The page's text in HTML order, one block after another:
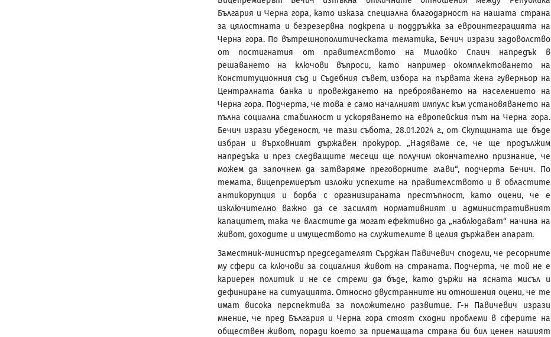
България и Черна гора, като изказа специална благодарност на нашата страна
за цялостната и безрезервна подкрепа и поддръжка за евроинтеграцията на
Черна гора. По вътрешнополитическата тематика, Бечич изрази задоволство
от постигнатия от правителството на Милойко Спаич напредък в
решаването на ключови въпроси, като например окомплектоването на
Конституционния съд и Съдебния съвет, избора на първата жена гуверньор на
Централната банка и провеждането на преброяването на населението на
Черна гора. Подчерта, че това е само началният импулс към установяването на
пълна социална стабилност и ускоряването на европейския път на Черна гора.
Бечич изрази убеденост, че тази събота, 28.01.2024 г., от Скупщината ще бъде
избран и върховният държавен прокурор. „Надяваме се, че ще продължим
напредъка и през следващите месеци ще получим окончателно признание, че
можем да започнем да затваряме преговорните глави“, подчерта Бечич. По
темата, вицепремиерът изложи успехите на правителството и в областите
антикорупция и борба с организираната престъпност, като оцени, че е
изключително важно да се засилят нормативният и административният
капацитет, така че властите да могат ефективно да „наблюдават“ начина на
живот, доходите и имуществото на служителите в целия държавен апарат.
Заместник-министър председателят Сърджан Павичевич сподели, че ресорните
му сфери са ключови за социалния живот на страната. Подчерта, че той не е
кариерен политик и не се стреми да бъде, като държи на ясната мисъл и
дефиниране на ситуацията. Относно двустранните ни отношения оцени, че те
имат висока перспектива за положително развитие. Г-н Павичевич изрази
мнение, че пред България и Черна гора стоят сходни проблеми в сферите на
обществен живот, поради което за приемащата страна би бил ценен нашият